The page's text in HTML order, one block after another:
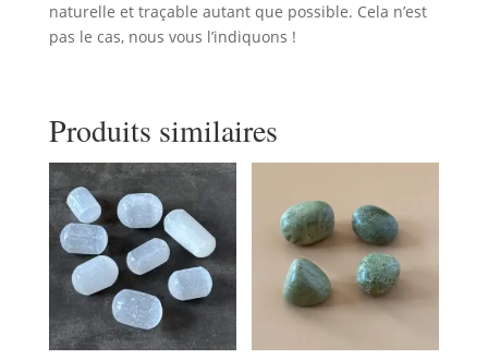
naturelle et traçable autant que possible. Cela n’est
pas le cas, nous vous l’indiquons !
Produits similaires